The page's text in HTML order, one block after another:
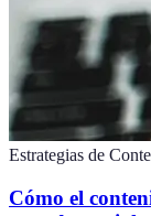
Estrategias de
Cómo el